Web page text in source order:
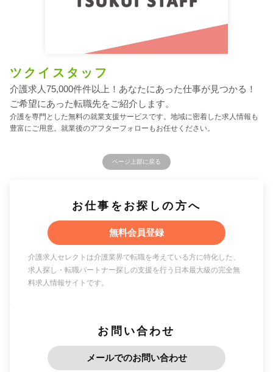
ツクイスタッフ
介護求人75,000件件以上！あなたにあった仕事が見つかる！
ご希望にあった転職先をご紹介します。
介護を専門とした無料の就業支援サービスです。地域に密着した求人情報も
豊富にご用意。就業後のアフターフォローもお任せください。
ページ上部に戻る
お仕事をお探しの方へ
無料会員登録
介護求人セレクトは介護業界で転職を考えている方に特化した、
求人探し・転職パートナー探しの支援を行う日本最大級の完全無
料求人情報サイトです。
お問い合わせ
メールでのお問い合わせ